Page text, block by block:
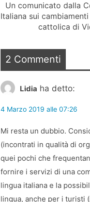
Un comunicato dalla
Italiana sui
cattolica di
2 Commenti
Lidia ha detto:
4 Marzo 2019 alle 07:26
Mi resta un dubbio.
(incontrati in qualità di
quei pochi che
fornire i servizi di una
lingua italiana e la
lingua, anche per i turisti